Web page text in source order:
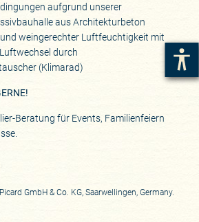
aufgrund unserer
aus Architekturbeton
weingerechter Luftfeuchtigkeit mit
durch
(Klimarad)
Beratung für Events, Familienfeiern
GmbH & Co. KG, Saarwellingen, Germany.